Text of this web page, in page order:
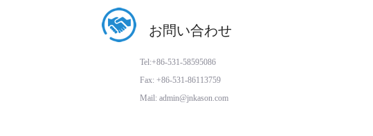
お問い合わせ
Tel:+86-531-58595086
Fax: +86-531-86113759
Mail: admin@jnkason.com